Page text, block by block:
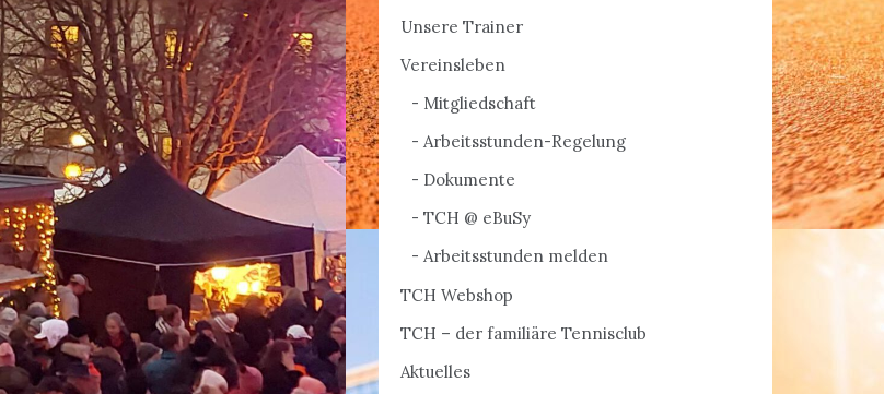
Unsere Trainer
Vereinsleben
Mitgliedschaft
Arbeitsstunden-Regelung
Dokumente
TCH @ eBuSy
Arbeitsstunden melden
TCH Webshop
TCH – der familiäre Tennisclub
Aktuelles